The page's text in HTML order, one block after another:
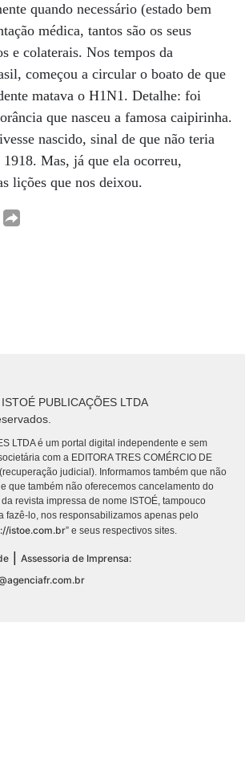
quando necessário (estado bem
médica, tantos são os seus
e colaterais. Nos tempos da
começou a circular o boato de que
matava o H1N1. Detalhe: foi
que nasceu a famosa caipirinha.
nascido, sinal de que não teria
1918. Mas, já que ela ocorreu,
lições que nos deixou.
PUBLICAÇÕES LTDA
LTDA é um portal digital independente e sem
com a EDITORA TRES COMÉRCIO DE
judicial). Informamos também que não
que também não oferecemos cancelamento do
revista impressa de nome ISTOÉ, tampouco
fazê-lo, nos responsabilizamos apenas pelo
istoe.com.br” e seus respectivos sites.
Assessoria de Imprensa: